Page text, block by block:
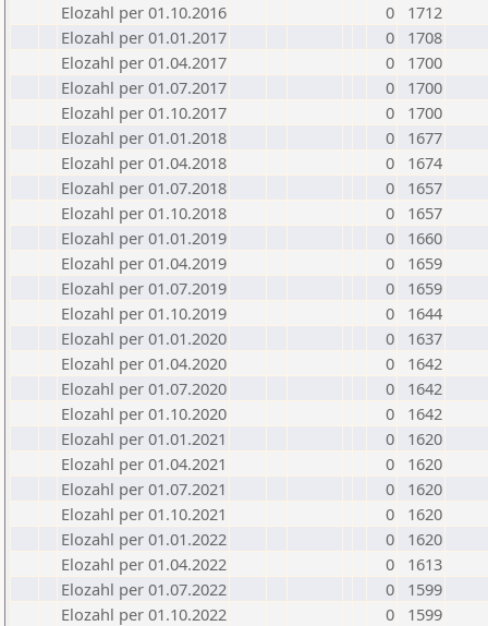
Elozahl per 01.10.2016
0
1712
Elozahl per 01.01.2017
0
1708
Elozahl per 01.04.2017
0
1700
Elozahl per 01.07.2017
0
1700
Elozahl per 01.10.2017
0
1700
Elozahl per 01.01.2018
0
1677
Elozahl per 01.04.2018
0
1674
Elozahl per 01.07.2018
0
1657
Elozahl per 01.10.2018
0
1657
Elozahl per 01.01.2019
0
1660
Elozahl per 01.04.2019
0
1659
Elozahl per 01.07.2019
0
1659
Elozahl per 01.10.2019
0
1644
Elozahl per 01.01.2020
0
1637
Elozahl per 01.04.2020
0
1642
Elozahl per 01.07.2020
0
1642
Elozahl per 01.10.2020
0
1642
Elozahl per 01.01.2021
0
1620
Elozahl per 01.04.2021
0
1620
Elozahl per 01.07.2021
0
1620
Elozahl per 01.10.2021
0
1620
Elozahl per 01.01.2022
0
1620
Elozahl per 01.04.2022
0
1613
Elozahl per 01.07.2022
0
1599
Elozahl per 01.10.2022
0
1599